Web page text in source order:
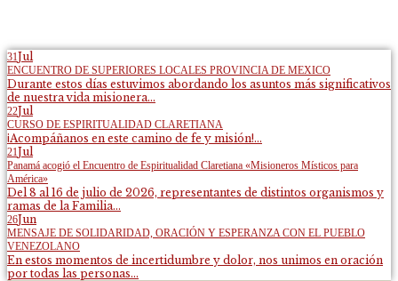
31Jul
ENCUENTRO DE SUPERIORES LOCALES PROVINCIA DE MEXICO
Durante estos días estuvimos abordando los asuntos más significativos
de nuestra vida misionera...
22Jul
CURSO DE ESPIRITUALIDAD CLARETIANA
¡Acompáñanos en este camino de fe y misión!...
21Jul
Panamá acogió el Encuentro de Espiritualidad Claretiana «Misioneros Místicos para
América»
Del 8 al 16 de julio de 2026, representantes de distintos organismos y
ramas de la Familia...
26Jun
MENSAJE DE SOLIDARIDAD, ORACIÓN Y ESPERANZA CON EL PUEBLO
VENEZOLANO
En estos momentos de incertidumbre y dolor, nos unimos en oración
por todas las personas...